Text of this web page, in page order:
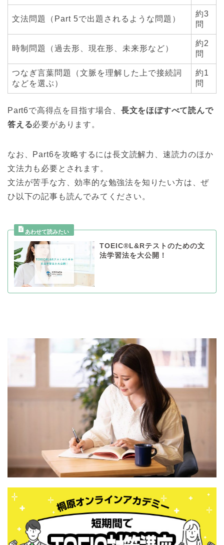
文法問題（Part 5で出題されるような問題）
約3
問
時制問題（過去形、現在形、未来形など）
約2
問
つなぎ言葉問題（文脈を理解した上で接続詞
などを選ぶ）
約1
問
Part6で高得点を目指す場合、 長文をほぼすべて読んで
答える必要があります。
なお、Part6を攻略するには長文読解力、速読力のほか
文法力も必要とされます。
文法が苦手な方、効率的な勉強法を知りたい方は、ぜ
ひ以下の記事も読んでみてください。
TOEIC®L&Rテストのための文
法学習法を大公開！